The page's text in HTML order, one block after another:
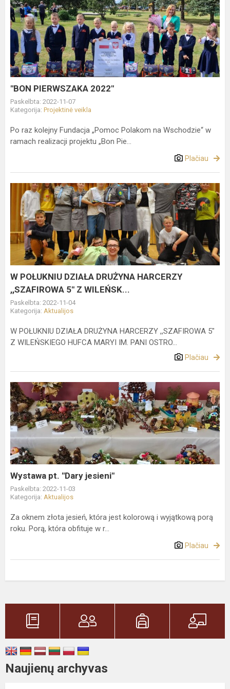
PIERWSZAKA
2022"
"BON PIERWSZAKA 2022"
Paskelbta: 2022-11-07
Kategorija: Projektinė veikla
Po raz kolejny Fundacja „Pomoc Polakom na Wschodzie“ w
ramach realizacji projektu „Bon Pie...
Plačiau
W
POŁUKNIU
DZIAŁA
DRUŻYNA
HARCERZY
,,SZAFIROWA
Z
WILEŃSK...
W POŁUKNIU DZIAŁA DRUŻYNA HARCERZY
,,SZAFIROWA 5" Z WILEŃSK...
Paskelbta: 2022-11-04
Kategorija: Aktualijos
W POŁUKNIU DZIAŁA DRUŻYNA HARCERZY ,,SZAFIROWA 5"
Z WILEŃSKIEGO HUFCA MARYI IM. PANI OSTRO...
Plačiau
Wystawa
pt.
"Dary
jesieni"
Wystawa pt. "Dary jesieni"
Paskelbta: 2022-11-03
Kategorija: Aktualijos
Za oknem złota jesień, która jest kolorową i wyjątkową porą
roku. Porą, która obfituje w r...
Plačiau
Naujienų archyvas